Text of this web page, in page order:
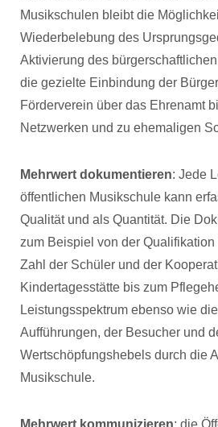
Musikschulen bleibt die
Wiederbelebung des
Aktivierung des
die gezielte Einbindung der
Förderverein über das Ehrenamt
Netzwerken und zu ehemaligen
Mehrwert dokumentieren: Jede
öffentlichen Musikschule kann
Qualität und als Quantität. Die
zum Beispiel von der
Zahl der Schüler und der
Kindertagesstätte bis zum
Leistungsspektrum ebenso wie
Aufführungen, der Besucher und
Wertschöpfungshebels durch die
Musikschule.
Mehrwert kommunizieren: die